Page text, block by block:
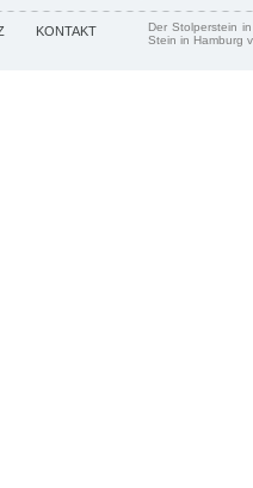
KONTAKT
Der Stolperstein
Stein in Hamburg